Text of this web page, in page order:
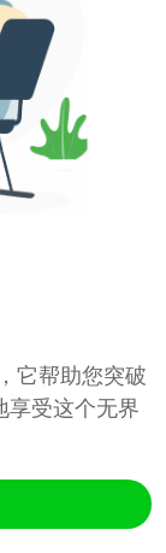
它帮助您突破
享受这个无界